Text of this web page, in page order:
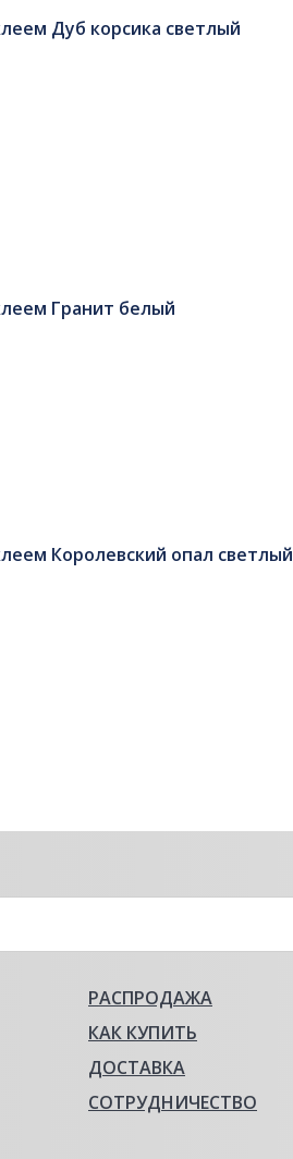
Дуб корсика светлый
Гранит белый
Королевский опал светлый
РАСПРОДАЖА
КАК КУПИТЬ
ДОСТАВКА
СОТРУДНИЧЕСТВО